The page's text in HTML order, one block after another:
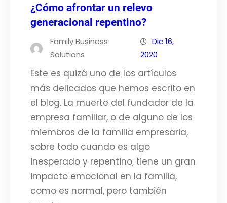
¿Cómo afrontar un relevo
generacional repentino?
Family Business
Solutions
Dic 16,
2020
Este es quizá uno de los artículos
más delicados que hemos escrito en
el blog. La muerte del fundador de la
empresa familiar, o de alguno de los
miembros de la familia empresaria,
sobre todo cuando es algo
inesperado y repentino, tiene un gran
impacto emocional en la familia,
como es normal, pero también